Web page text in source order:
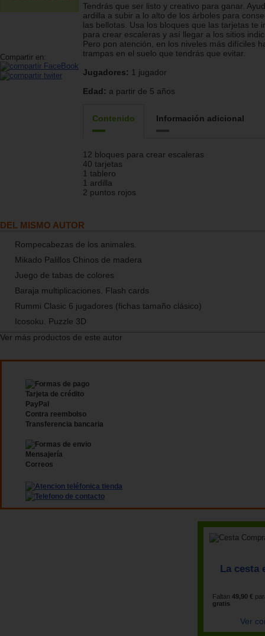
Compartir en:
Tendrás que ser listo y creativo para ganar.
ardilla a subir a lo alto de los árboles para
las bellotas. Usa los bloques que las tarjetas te
para crear escaleras y así llegar a los sitios
Pero pon atención, en los niveles más difíciles
trampas en el suelo que tendrás que evitar.
Jugadores: 1 jugador
Edad: a partir de 5 años
Contenido Información adicional
12 bloques para crear escaleras
40 tarjetas
1 tablero
1 ardilla
2 puntos rojos
DEL MISMO AUTOR
Rompecabezas de los animales.
Mikado Palillos Chinos de madera
Juego de tabas de colores
Baraja multiplicaciones. Flash cards
Rummi Clasic 6 jugadores (fichas tamaño clásico)
Icosoku. Puzzle 3D
Ver más productos de este autor
Tarjeta de crédito
PayPal
Contra reembolso
Transferencia bancaria
Mensajería
Correos
La cesta
Faltan 49,90 €
gratis
Ver